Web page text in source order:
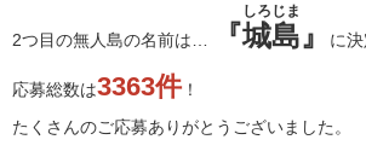
2つ目の無人島の名前は… 『城島
しろじま
』 に決
応募総数は3363件！
たくさんのご応募ありがとうございました。